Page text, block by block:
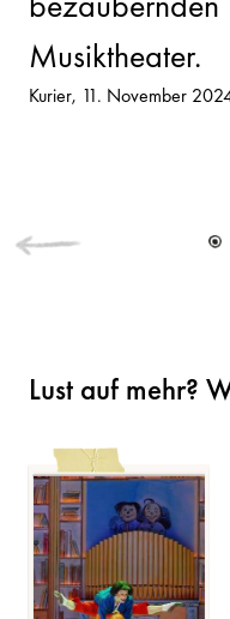
Musiktheater.
Kurier 11. November
Lust auf mehr?